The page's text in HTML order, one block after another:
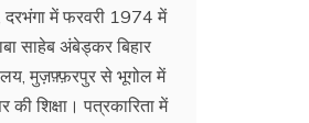
दरभंगा में फरवरी 1974 में
साहेब अंबेड्कर बिहार
मुज़फ़्फ़रपुर से भूगोल में
की शिक्षा। पत्रकारिता में